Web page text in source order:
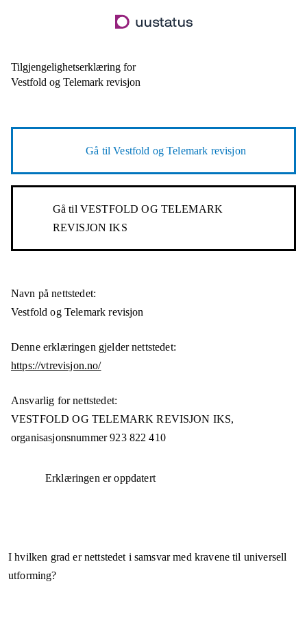
til
Tilgjengelighetserklæring for
Vestfold og Telemark revisjon
Gå tilVestfold og Telemark revisjon
Gå til VESTFOLD OG TELEMARK
REVISJON IKS
Navn på nettstedet:
Vestfold og Telemark revisjon
Denne erklæringen gjelder nettstedet:
https://vtrevisjon.no/
Ansvarlig for nettstedet:
VESTFOLD OG TELEMARK REVISJON IKS,
organisasjonsnummer 923 822 410
Erklæringen er oppdatert
I hvilken grad er nettstedet i samsvar med kravene til universell
utforming?